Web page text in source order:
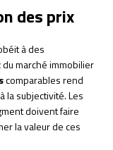
des prix
à des
marché immobilier
comparables rend
la subjectivité. Les
doivent faire
la valeur de ces